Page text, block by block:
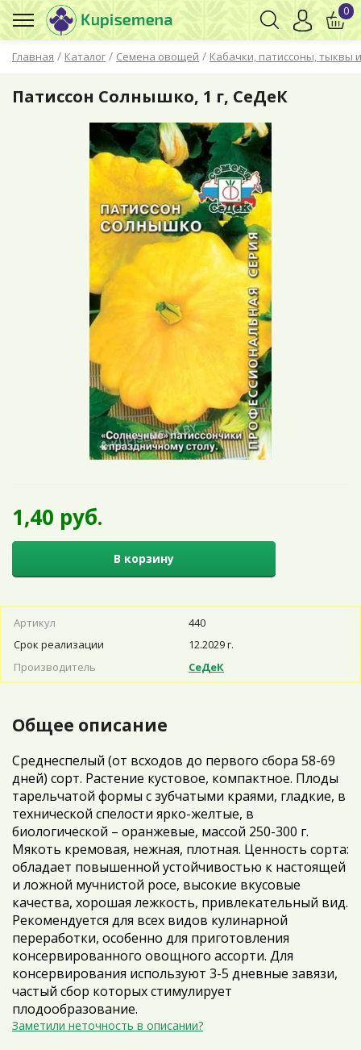
Главная / Каталог / Семена овощей / Кабачки, патиссоны, тыквы
0
Патиссон Солнышко, 1 г, СеДеК
1,40 руб.
В корзину
Артикул
440
Срок реализации
12.2029 г.
Производитель
СеДеК
Общее описание
Среднеспелый (от всходов до первого сбора 58-69
дней) сорт. Растение кустовое, компактное. Плоды
тарельчатой формы с зубчатыми краями, гладкие, в
технической спелости ярко-желтые, в
биологической – оранжевые, массой 250-300 г.
Мякоть кремовая, нежная, плотная. Ценность сорта:
обладает повышенной устойчивостью к настоящей
и ложной мучнистой росе, высокие вкусовые
качества, хорошая лежкость, привлекательный вид.
Рекомендуется для всех видов кулинарной
переработки, особенно для приготовления
консервированного овощного ассорти. Для
консервирования используют 3-5 дневные завязи,
частый сбор которых стимулирует
плодообразование.
Заметили неточность в описании?